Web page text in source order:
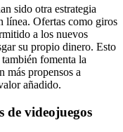
sido otra estrategia
línea. Ofertas como giros
a los nuevos
su propio dinero. Esto
fomenta la
más propensos a
añadido.
de videojuegos